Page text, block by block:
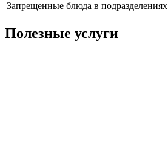
Запрещенные блюда в подразделениях
Полезные услуги